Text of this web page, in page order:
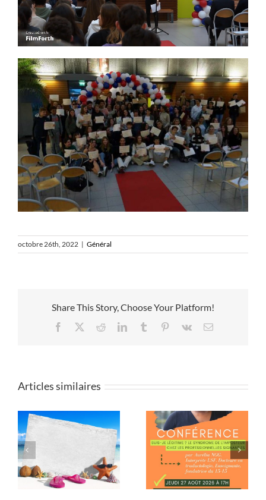
octobre 26th, 2022 | Général
Share This Story, Choose Your Platform!
Facebook RedditLinkedInTumblr Pinterest
Vk Email
Articles similaires
Conférence « Suis-
je légitime ? Le
syndrome de
l’imposteur chez les
professionnel.les
Conférence Visite
guidée dans les
Deaf studies :
penser les sourd.es
en société